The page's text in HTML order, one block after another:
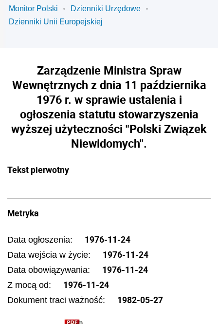
Monitor Polski
Dzienniki Urzędowe
Dzienniki Unii Europejskiej
Zarządzenie Ministra Spraw
Wewnętrznych z dnia 11 października
1976 r. w sprawie ustalenia i
ogłoszenia statutu stowarzyszenia
wyższej użyteczności "Polski Związek
Niewidomych".
Tekst pierwotny
Metryka
Data ogłoszenia: 1976-11-24
Data wejścia w życie: 1976-11-24
Data obowiązywania: 1976-11-24
Z mocą od: 1976-11-24
Dokument traci ważność: 1982-05-27